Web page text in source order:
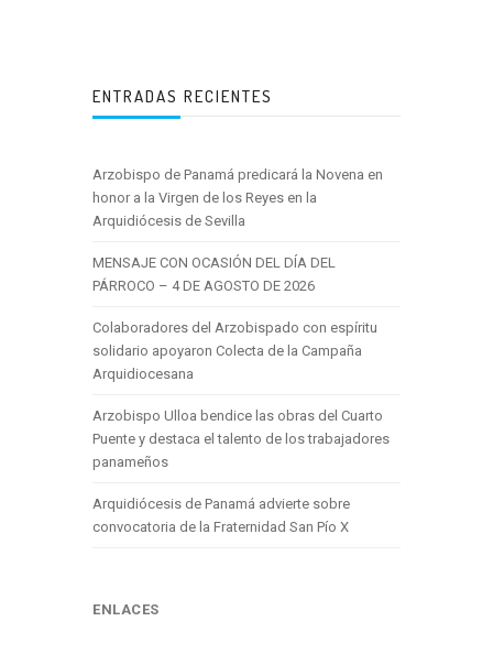
ENTRADAS RECIENTES
Arzobispo de Panamá predicará la Novena en
honor a la Virgen de los Reyes en la
Arquidiócesis de Sevilla
MENSAJE CON OCASIÓN DEL DÍA DEL
PÁRROCO – 4 DE AGOSTO DE 2026
Colaboradores del Arzobispado con espíritu
solidario apoyaron Colecta de la Campaña
Arquidiocesana
Arzobispo Ulloa bendice las obras del Cuarto
Puente y destaca el talento de los trabajadores
panameños
Arquidiócesis de Panamá advierte sobre
convocatoria de la Fraternidad San Pío X
ENLACES